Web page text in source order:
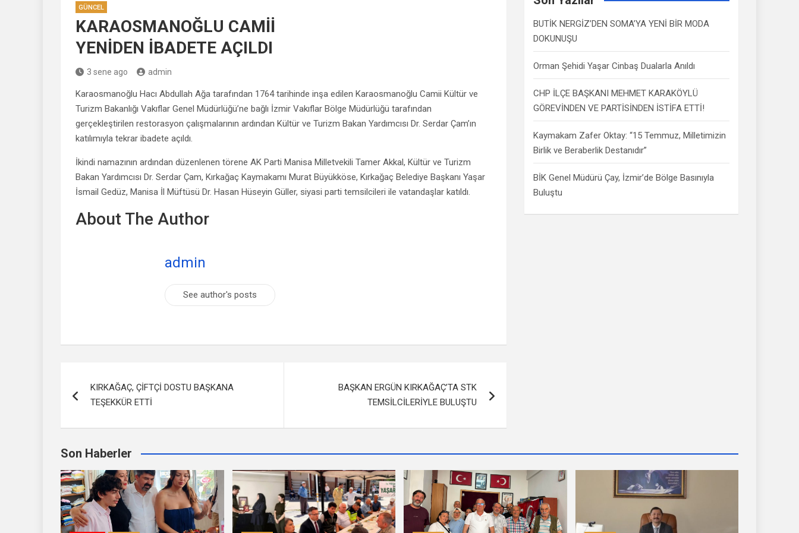
GÜNCEL
KARAOSMANOĞLU CAMİİ
YENİDEN İBADETE AÇILDI
3 sene ago admin
Karaosmanoğlu Hacı Abdullah Ağa tarafından 1764 tarihinde inşa edilen Karaosmanoğlu Camii Kültür ve
Turizm Bakanlığı Vakıflar Genel Müdürlüğü’ne bağlı İzmir Vakıflar Bölge Müdürlüğü tarafından
gerçekleştirilen restorasyon çalışmalarının ardından Kültür ve Turizm Bakan Yardımcısı Dr. Serdar Çam’ın
katılımıyla tekrar ibadete açıldı.
İkindi namazının ardından düzenlenen törene AK Parti Manisa Milletvekili Tamer Akkal, Kültür ve Turizm
Bakan Yardımcısı Dr. Serdar Çam, Kırkağaç Kaymakamı Murat Büyükköse, Kırkağaç Belediye Başkanı Yaşar
İsmail Gedüz, Manisa İl Müftüsü Dr. Hasan Hüseyin Güller, siyasi parti temsilcileri ile vatandaşlar katıldı.
About The Author
admin
See author's posts
dolaşımı
KIRKAĞAÇ, ÇİFTÇİ DOSTU BAŞKANA
TEŞEKKÜR ETTİ
BAŞKAN ERGÜN KIRKAĞAÇ’TA STK
TEMSİLCİLERİYLE BULUŞTU
BUTİK NERGİZ’DEN SOMA’YA YENİ BİR MODA
DOKUNUŞU
Orman Şehidi Yaşar Cinbaş Dualarla Anıldı
CHP İLÇE BAŞKANI MEHMET KARAKÖYLÜ
GÖREVİNDEN VE PARTİSİNDEN İSTİFA ETTİ!
Kaymakam Zafer Oktay: “15 Temmuz, Milletimizin
Birlik ve Beraberlik Destanıdır”
BİK Genel Müdürü Çay, İzmir’de Bölge Basınıyla
Buluştu
Son Haberler